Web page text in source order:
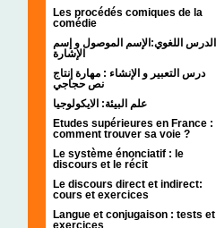
Les procédés comiques de la
comédie
الدرس اللغوي:الإسم الموصول و إسم
الإشارة
درس التعبير و الإنشاء : مهارة إنتاج
نص حجاجي
علم البيئة: الايكولوجيا
Etudes supérieures en France :
comment trouver sa voie ?
Le système énonciatif : le
discours et le récit
Le discours direct et indirect:
cours et exercices
Langue et conjugaison : tests et
exercices